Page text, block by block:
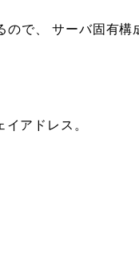
で、 サーバ固有構
アドレス。